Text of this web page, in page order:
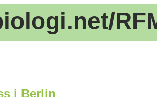
i Berlin